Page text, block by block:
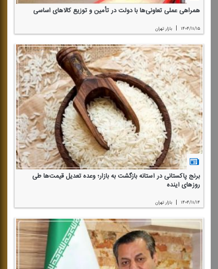
همراهی عملی تعاونی‌ها با دولت در تأمین و توزیع كالاهای اساسی
۱۴۰۴/۱۱/۱۵ | بازار تهران
برنج پاكستانی در آستانه بازگشت به بازار؛ وعده تعدیل قیمت‌ها طی
روزهای آینده
۱۴۰۴/۱۱/۱۴ | بازار تهران